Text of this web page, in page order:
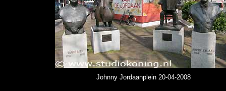
Johnny Jordaanplein 20-04-2008